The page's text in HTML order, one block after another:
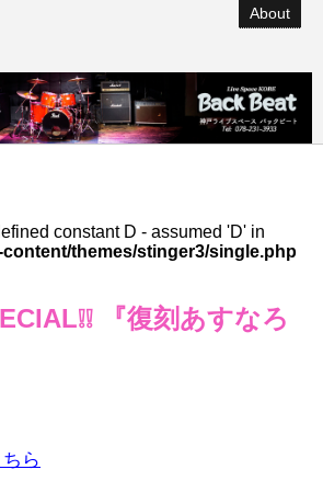
About
constant D - assumed 'D' in
content/themes/stinger3/single.php
『復刻あすなろ
ちら